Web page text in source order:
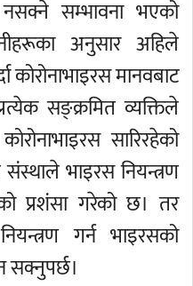
सम्भावना भएको
अनुसार अहिले
कोरोनाभाइरस मानवबाट
सङ्क्रमित व्यक्तिले
सारिरहेको
भाइरस नियन्त्रण
प्रशंसा गरेको छ। तर
गर्न भाइरसको
सक्नुपर्छ।